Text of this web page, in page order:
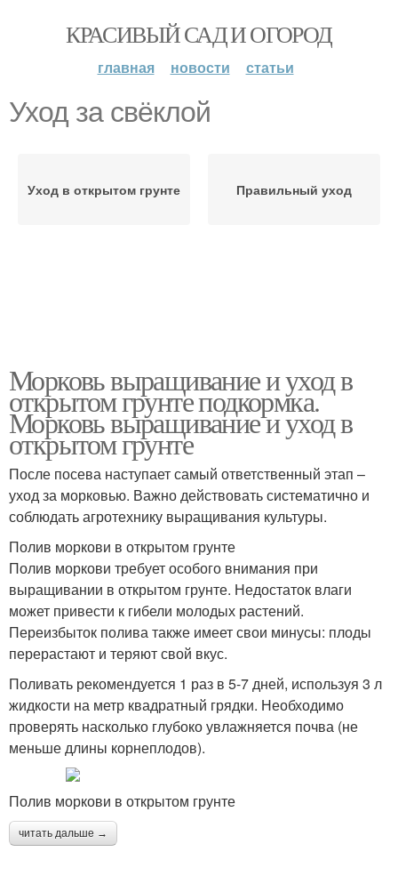
КРАСИВЫЙ САД И ОГОРОД
главная новости статьи
Уход за свёклой
Уход в открытом грунте Правильный уход
Морковь выращивание и уход в
открытом грунте подкормка.
Морковь выращивание и уход в
открытом грунте
После посева наступает самый ответственный этап –
уход за морковью. Важно действовать систематично и
соблюдать агротехнику выращивания культуры.
Полив моркови в открытом грунте
Полив моркови требует особого внимания при
выращивании в открытом грунте. Недостаток влаги
может привести к гибели молодых растений.
Переизбыток полива также имеет свои минусы: плоды
перерастают и теряют свой вкус.
Поливать рекомендуется 1 раз в 5-7 дней, используя 3 л
жидкости на метр квадратный грядки. Необходимо
проверять насколько глубоко увлажняется почва (не
меньше длины корнеплодов).
Полив моркови в открытом грунте
читать дальше →